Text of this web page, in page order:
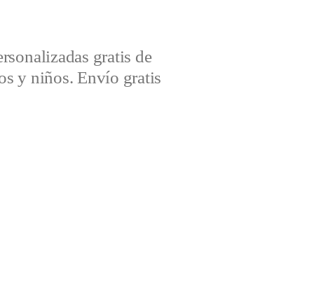
gratis de
y niños. Envío gratis